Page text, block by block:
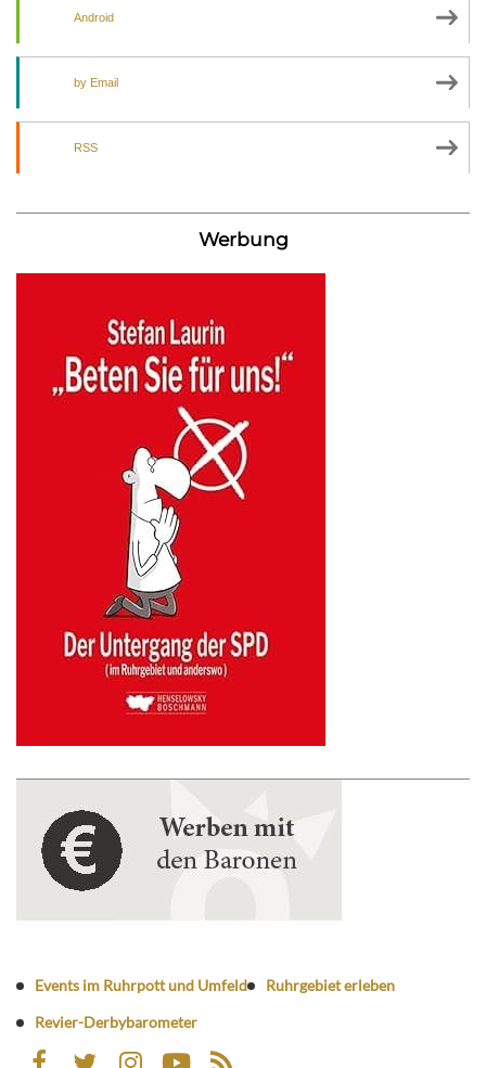
Android
by Email
RSS
Werbung
Events im Ruhrpott und Umfeld
Ruhrgebiet erleben
Revier-Derbybarometer